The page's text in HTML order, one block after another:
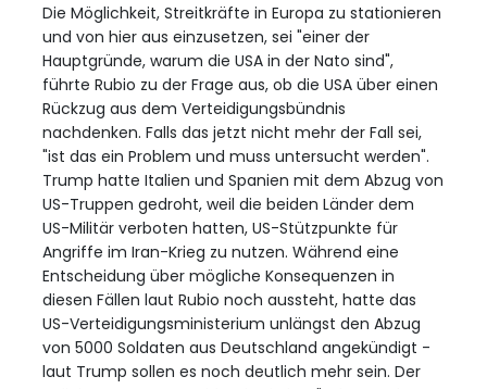
Die Möglichkeit, Streitkräfte in Europa zu stationieren
und von hier aus einzusetzen, sei "einer der
Hauptgründe, warum die USA in der Nato sind",
führte Rubio zu der Frage aus, ob die USA über einen
Rückzug aus dem Verteidigungsbündnis
nachdenken. Falls das jetzt nicht mehr der Fall sei,
"ist das ein Problem und muss untersucht werden".
Trump hatte Italien und Spanien mit dem Abzug von
US-Truppen gedroht, weil die beiden Länder dem
US-Militär verboten hatten, US-Stützpunkte für
Angriffe im Iran-Krieg zu nutzen. Während eine
Entscheidung über mögliche Konsequenzen in
diesen Fällen laut Rubio noch aussteht, hatte das
US-Verteidigungsministerium unlängst den Abzug
von 5000 Soldaten aus Deutschland angekündigt -
laut Trump sollen es noch deutlich mehr sein. Der